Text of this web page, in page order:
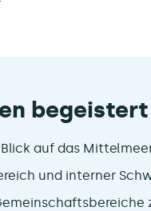
auf das
und interner